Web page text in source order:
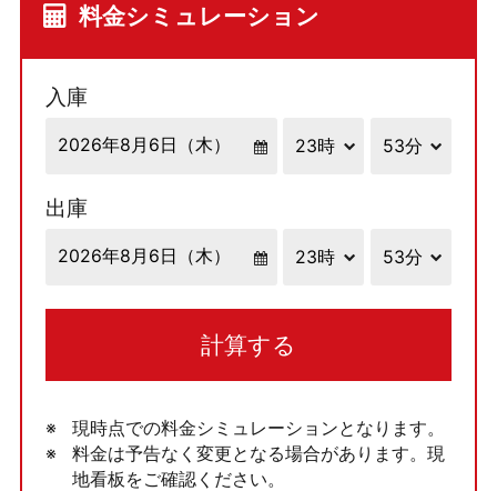
料金シミュレーション
入庫
出庫
計算する
現時点での料金シミュレーションとなります。
料金は予告なく変更となる場合があります。現
地看板をご確認ください。